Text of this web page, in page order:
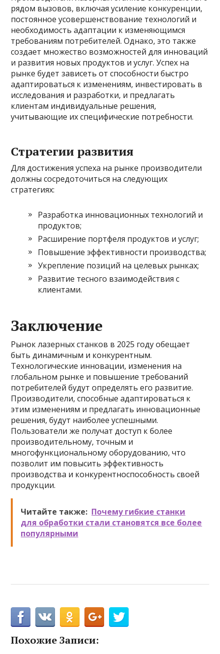
рядом вызовов, включая усиление конкуренции,
постоянное усовершенствование технологий и
необходимость адаптации к изменяющимся
требованиям потребителей. Однако, это также
создает множество возможностей для инноваций
и развития новых продуктов и услуг. Успех на
рынке будет зависеть от способности быстро
адаптироваться к изменениям, инвестировать в
исследования и разработки, и предлагать
клиентам индивидуальные решения,
учитывающие их специфические потребности.
Стратегии развития
Для достижения успеха на рынке производители
должны сосредоточиться на следующих
стратегиях:
Разработка инновационных технологий и
продуктов;
Расширение портфеля продуктов и услуг;
Повышение эффективности производства;
Укрепление позиций на целевых рынках;
Развитие тесного взаимодействия с
клиентами.
Заключение
Рынок лазерных станков в 2025 году обещает
быть динамичным и конкурентным.
Технологические инновации, изменения на
глобальном рынке и повышение требований
потребителей будут определять его развитие.
Производители, способные адаптироваться к
этим изменениям и предлагать инновационные
решения, будут наиболее успешными.
Пользователи же получат доступ к более
производительному, точным и
многофункциональному оборудованию, что
позволит им повысить эффективность
производства и конкурентноспособность своей
продукции.
Читайте также: Почему гибкие станки
для обработки стали становятся все более
популярными
Похожие Записи: